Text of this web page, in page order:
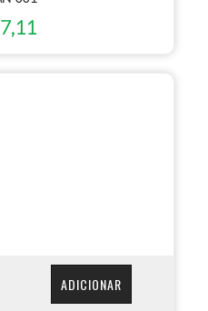
ADICIONAR